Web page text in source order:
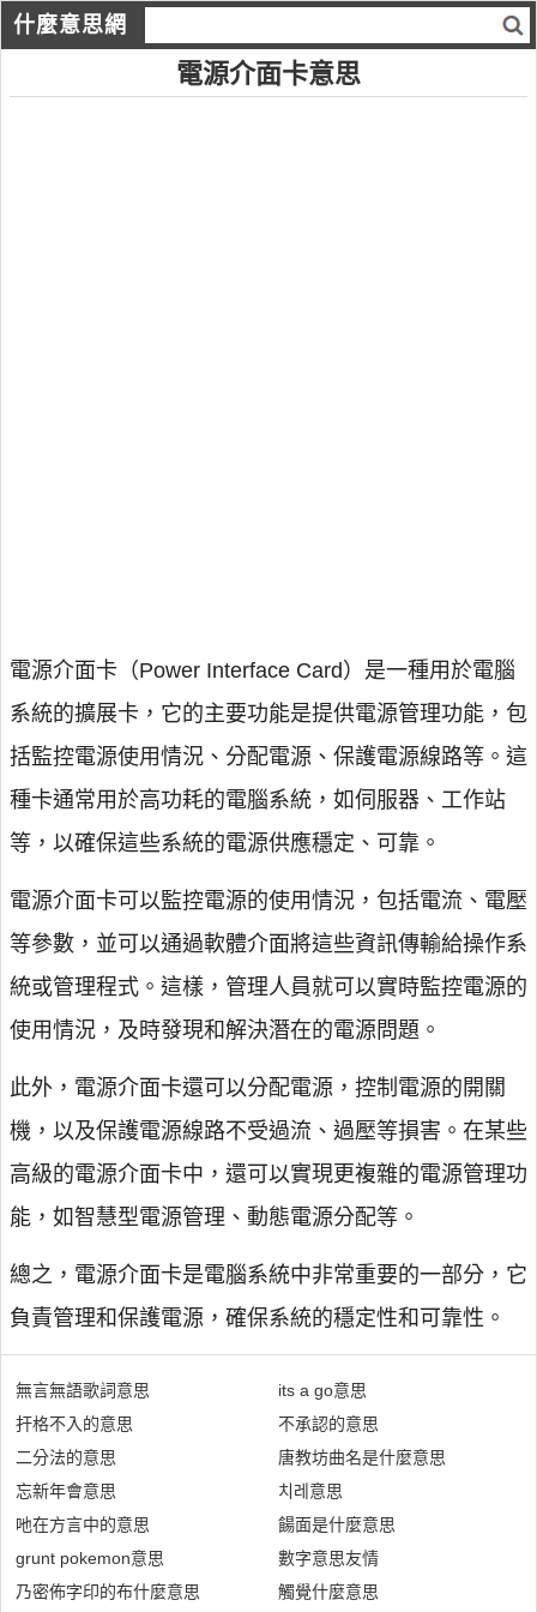
什麼意思網
電源介面卡意思
電源介面卡（Power Interface Card）是一種用於電腦
系統的擴展卡，它的主要功能是提供電源管理功能，包
括監控電源使用情況、分配電源、保護電源線路等。這
種卡通常用於高功耗的電腦系統，如伺服器、工作站
等，以確保這些系統的電源供應穩定、可靠。
電源介面卡可以監控電源的使用情況，包括電流、電壓
等參數，並可以通過軟體介面將這些資訊傳輸給操作系
統或管理程式。這樣，管理人員就可以實時監控電源的
使用情況，及時發現和解決潛在的電源問題。
此外，電源介面卡還可以分配電源，控制電源的開關
機，以及保護電源線路不受過流、過壓等損害。在某些
高級的電源介面卡中，還可以實現更複雜的電源管理功
能，如智慧型電源管理、動態電源分配等。
總之，電源介面卡是電腦系統中非常重要的一部分，它
負責管理和保護電源，確保系統的穩定性和可靠性。
無言無語歌詞意思
扞格不入的意思
二分法的意思
忘新年會意思
吔在方言中的意思
grunt pokemon意思
乃密佈字印的布什麼意思
its a go意思
不承認的意思
唐教坊曲名是什麼意思
치레意思
餳面是什麼意思
數字意思友情
觸覺什麼意思